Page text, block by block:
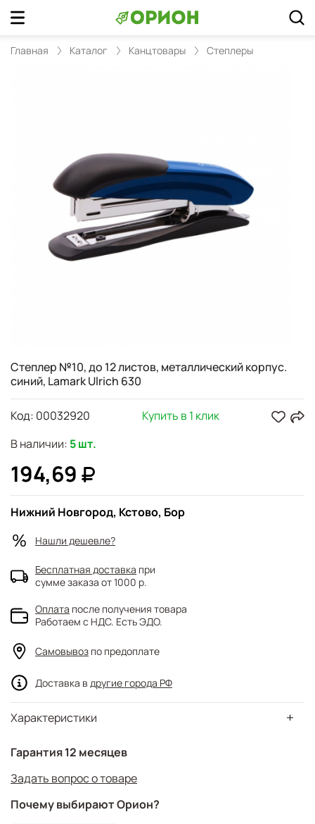
Главная Каталог Канцтовары Степлеры
Степлер №10, до 12 листов, металлический корпус.
синий, Lamark Ulrich 630
Характеристики
Гарантия 12 месяцев
Задать вопрос о товаре
Почему выбирают Орион?
В наличии: 5 шт.
194,69
Код: 00032920 Купить в 1 клик
Нижний Новгород, Кстово, Бор
Нашли дешевле?
Бесплатная доставка при
сумме заказа от 1000 р.
Оплата после получения товара
Работаем с НДС. Есть ЭДО.
Самовывоз по предоплате
Доставка в другие города РФ